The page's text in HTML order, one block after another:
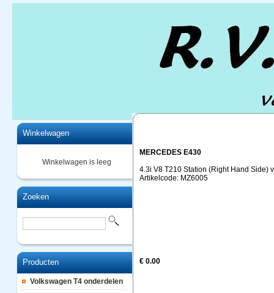
Winkelwagen
Winkelwagen is leeg
Zoeken
Producten
Volkswagen T4 onderdelen
MERCEDES E430
4.3i V8 T210 Station (Right Hand Side)
Artikelcode: MZ6005
€ 0.00